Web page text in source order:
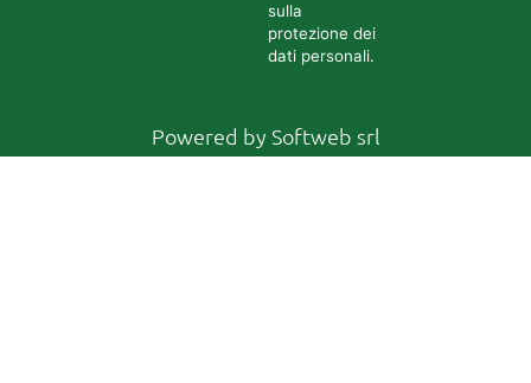
sulla
protezione dei
dati personali.
Powered by Softweb srl